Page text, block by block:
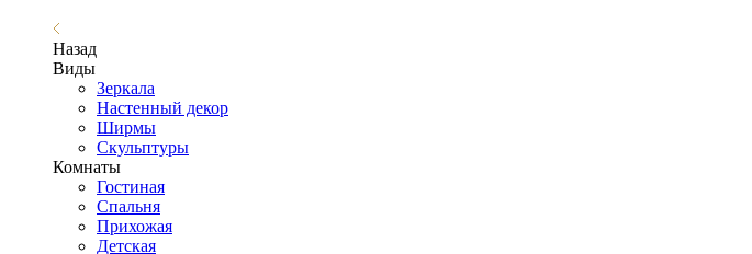
Назад
Виды
Зеркала
Настенный декор
Ширмы
Скульптуры
Комнаты
Гостиная
Спальня
Прихожая
Детская